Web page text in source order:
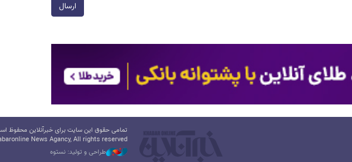
ارسال
تمامی حقوق این سایت برای خبرآنلاین محفوظ
News Agancy, All rights reserved
طراحی و تولید: نستوه